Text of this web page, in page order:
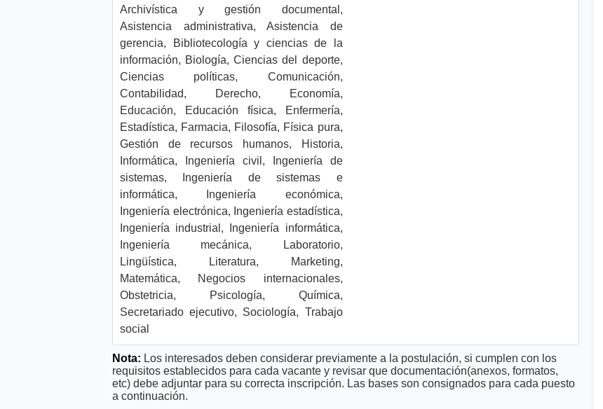
Archivística y gestión documental,
Asistencia administrativa, Asistencia de
gerencia, Bibliotecología y ciencias de la
información, Biología, Ciencias del deporte,
Ciencias políticas, Comunicación,
Contabilidad, Derecho, Economía,
Educación, Educación física, Enfermería,
Estadística, Farmacia, Filosofía, Física pura,
Gestión de recursos humanos, Historia,
Informática, Ingeniería civil, Ingeniería de
sistemas, Ingeniería de sistemas e
informática, Ingeniería económica,
Ingeniería electrónica, Ingeniería estadística,
Ingeniería industrial, Ingeniería informática,
Ingeniería mecánica, Laboratorio,
Lingüística, Literatura, Marketing,
Matemática, Negocios internacionales,
Obstetricia, Psicología, Química,
Secretariado ejecutivo, Sociología, Trabajo
social
Nota: Los interesados deben considerar previamente a la postulación, si cumplen con los
requisitos establecidos para cada vacante y revisar que documentación(anexos, formatos,
etc) debe adjuntar para su correcta inscripción. Las bases son consignados para cada puesto
a continuación.